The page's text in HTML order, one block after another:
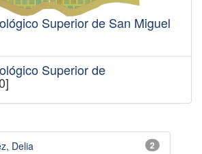
Superior de San Miguel
Superior de
2
Delia